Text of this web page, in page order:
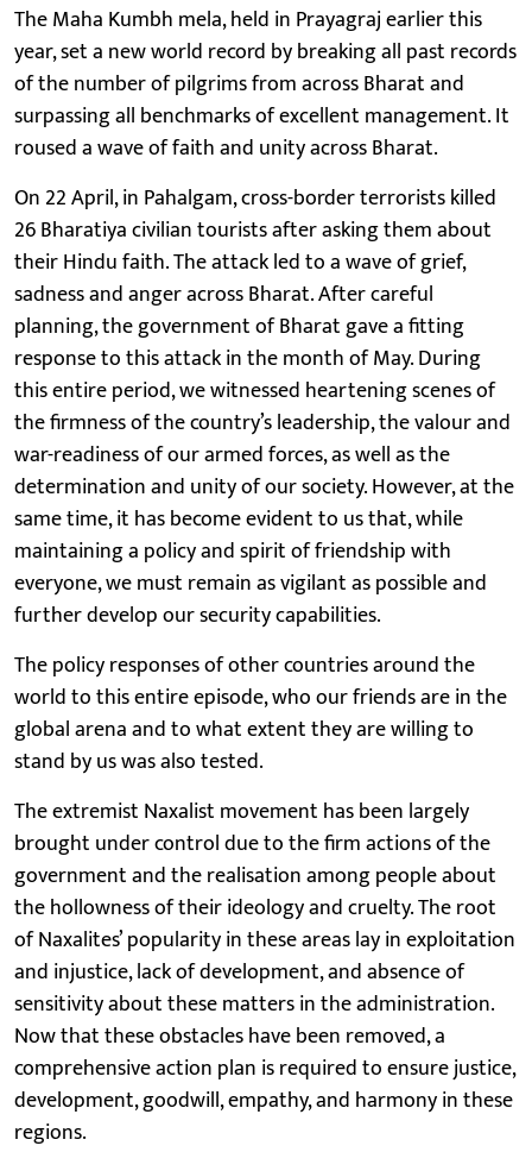
The Maha Kumbh mela, held in Prayagraj earlier this
year, set a new world record by breaking all past records
of the number of pilgrims from across Bharat and
surpassing all benchmarks of excellent management. It
roused a wave of faith and unity across Bharat.
On 22 April, in Pahalgam, cross-border terrorists killed
26 Bharatiya civilian tourists after asking them about
their Hindu faith. The attack led to a wave of grief,
sadness and anger across Bharat. After careful
planning, the government of Bharat gave a fitting
response to this attack in the month of May. During
this entire period, we witnessed heartening scenes of
the firmness of the country’s leadership, the valour and
war-readiness of our armed forces, as well as the
determination and unity of our society. However, at the
same time, it has become evident to us that, while
maintaining a policy and spirit of friendship with
everyone, we must remain as vigilant as possible and
further develop our security capabilities.
The policy responses of other countries around the
world to this entire episode, who our friends are in the
global arena and to what extent they are willing to
stand by us was also tested.
The extremist Naxalist movement has been largely
brought under control due to the firm actions of the
government and the realisation among people about
the hollowness of their ideology and cruelty. The root
of Naxalites’ popularity in these areas lay in exploitation
and injustice, lack of development, and absence of
sensitivity about these matters in the administration.
Now that these obstacles have been removed, a
comprehensive action plan is required to ensure justice,
development, goodwill, empathy, and harmony in these
regions.